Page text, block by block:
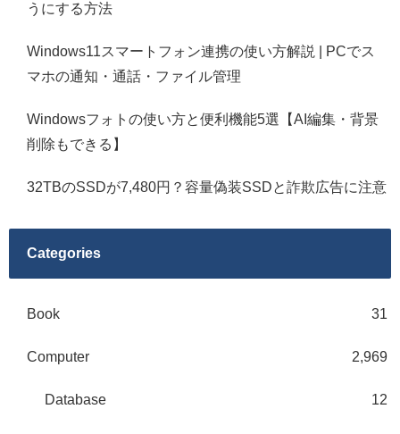
うにする方法
Windows11スマートフォン連携の使い方解説 | PCでス
マホの通知・通話・ファイル管理
Windowsフォトの使い方と便利機能5選【AI編集・背景
削除もできる】
32TBのSSDが7,480円？容量偽装SSDと詐欺広告に注意
Categories
Book 31
Computer 2,969
Database 12